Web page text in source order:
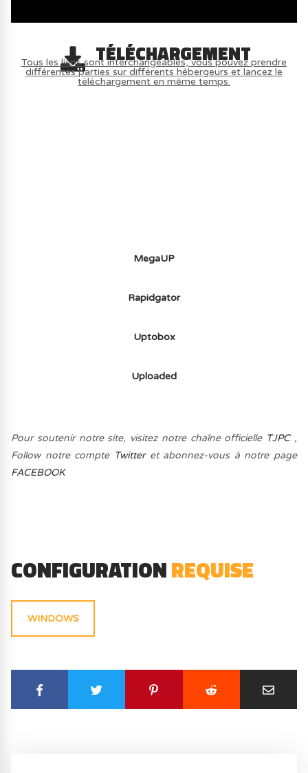
TÉLÉCHARGEMENT
Tous les liens sont interchangeables, vous pouvez prendre
différentes parties sur différents hébergeurs et lancez le
téléchargement en même temps.
MegaUP
Rapidgator
Uptobox
Uploaded
Pour soutenir notre site, visitez notre chaîne officielle TJPC,
Follow notre compte Twitteret abonnez-vous à notre page
FACEBOOK
CONFIGURATIONREQUISE
WINDOWS